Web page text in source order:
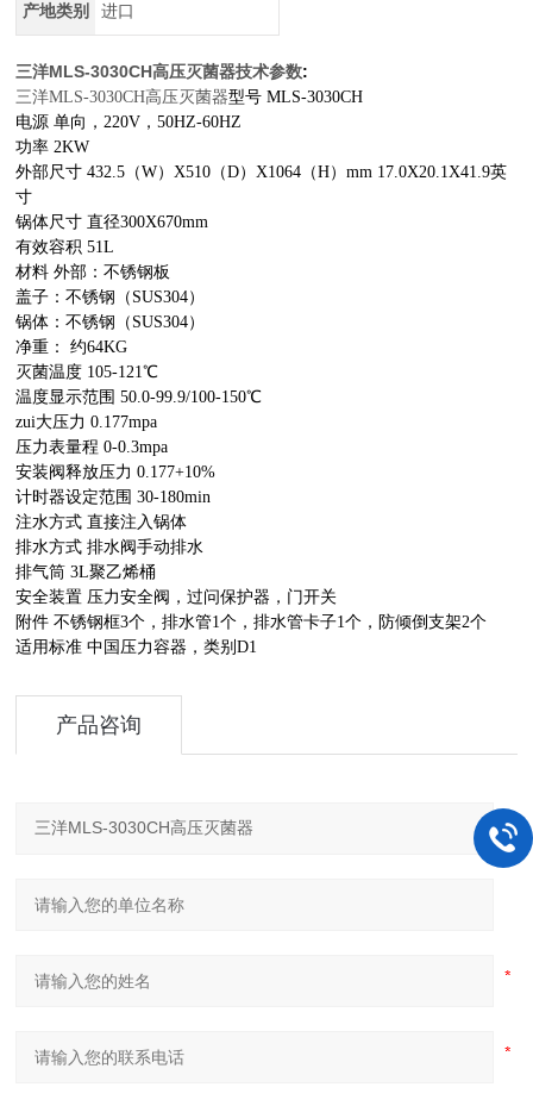
产地类别 进口
三洋MLS-3030CH高压灭菌器技术参数:
三洋MLS-3030CH高压灭菌器型号 MLS-3030CH
电源 单向，220V，50HZ-60HZ
功率 2KW
外部尺寸 432.5（W）X510（D）X1064（H）mm 17.0X20.1X41.9英
寸
锅体尺寸 直径300X670mm
有效容积 51L
材料 外部：不锈钢板
盖子：不锈钢（SUS304）
锅体：不锈钢（SUS304）
净重： 约64KG
灭菌温度 105-121℃
温度显示范围 50.0-99.9/100-150℃
zui大压力 0.177mpa
压力表量程 0-0.3mpa
安装阀释放压力 0.177+10%
计时器设定范围 30-180min
注水方式 直接注入锅体
排水方式 排水阀手动排水
排气筒 3L聚乙烯桶
安全装置 压力安全阀，过问保护器，门开关
附件 不锈钢框3个，排水管1个，排水管卡子1个，防倾倒支架2个
适用标准 中国压力容器，类别D1
产品咨询